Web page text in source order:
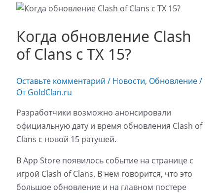
Когда обновление Clash
of Clans с ТХ 15?
Оставьте комментарий / Новости, Обновление/
От GoldClan.ru
Разработчики возможно анонсировали
официальную дату и время обновления Clash of
Clans с новой 15 ратушей.
В App Store появилось событие на странице с
игрой Clash of Clans. В нем говорится, что это
большое обновление и на главном постере